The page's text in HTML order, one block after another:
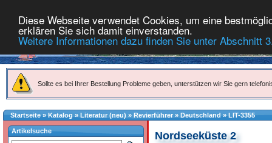
Diese Webseite verwendet Cookies, um eine
erklären Sie sich damit einverstanden.
Weitere Informationen dazu finden Sie unter Abschnitt
Sollte es bei Ihrer Bestellung Probleme geben, unterstützen wir Sie gern
Startseite»Katalog » Literatur (neu) » Revierführer » Deutschland»LIT-3355
Nordseeküste 2
Artikelsuche